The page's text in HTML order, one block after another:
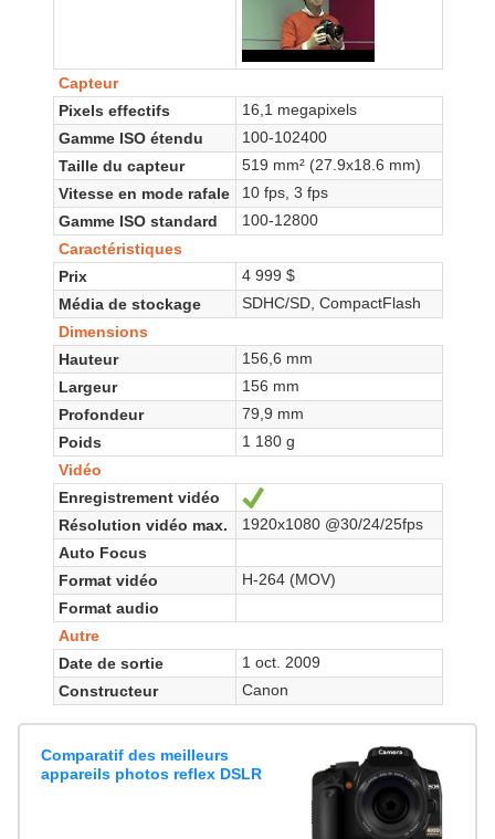
Capteur
Pixels effectifs
16,1 megapixels
Gamme ISO étendu
100-102400
Taille du capteur
519 mm² (27.9x18.6 mm)
Vitesse en mode rafale
10 fps, 3 fps
Gamme ISO standard
100-12800
Caractéristiques
Prix
4 999 $
Média de stockage
SDHC/SD, CompactFlash
Dimensions
Hauteur
156,6 mm
Largeur
156 mm
Profondeur
79,9 mm
Poids
1 180 g
Vidéo
Enregistrement vidéo
Oui
Résolution vidéo max.
1920x1080 @30/24/25fps
Auto Focus
Format vidéo
H-264 (MOV)
Format audio
Autre
Date de sortie
1 oct. 2009
Constructeur
Canon
Comparatif des meilleurs
appareils photos reflex DSLR